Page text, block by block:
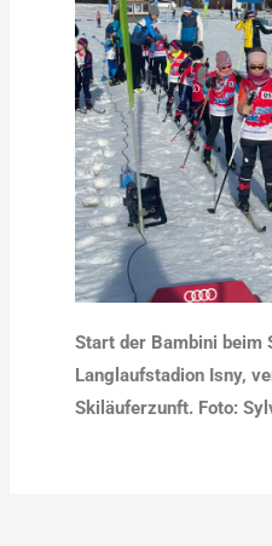
Start der Bambini beim
Langlaufstadion Isny,
Skiläuferzunft. Foto: